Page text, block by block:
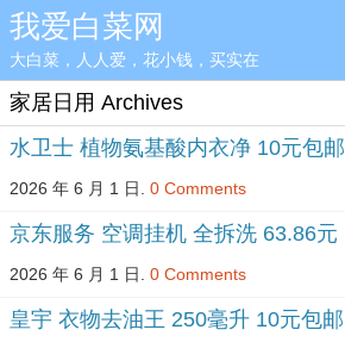
我爱白菜网
大白菜，人人爱，花小钱，买实在
家居日用 Archives
水卫士 植物氨基酸内衣净 10元包邮
2026 年 6 月 1 日. 0 Comments
京东服务 空调挂机 全拆洗 63.86元
2026 年 6 月 1 日. 0 Comments
皇宇 衣物去油王 250毫升 10元包邮